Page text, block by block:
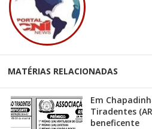
MATÉRIAS RELACIONADAS
Em
Tiradentes
beneficente